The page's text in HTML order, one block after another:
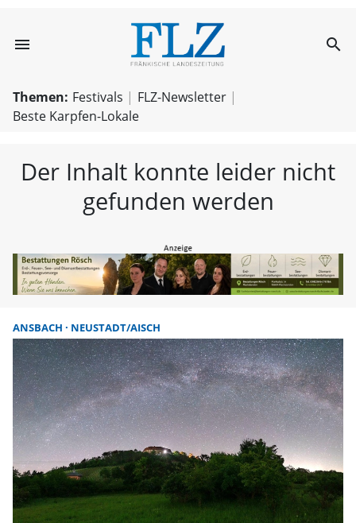
menu FLZ – search
Themen: Festivals
FLZ-Newsletter
Beste Karpfen-Lokale
Der Inhalt konnte leider nicht
gefunden werden
ANSBACH NEUSTADT/AISCH